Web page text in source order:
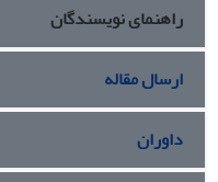
راهنمای نویسندگان
ارسال مقاله
داوران